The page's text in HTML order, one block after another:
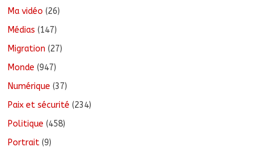
Ma vidéo (26)
Médias (147)
Migration (27)
Monde (947)
Numérique (37)
Paix et sécurité (234)
Politique (458)
Portrait (9)